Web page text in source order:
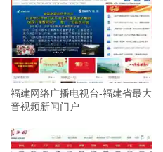
福建网络广播电视台-福建省最大
音视频新闻门户